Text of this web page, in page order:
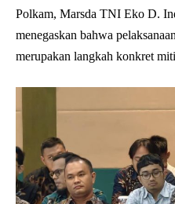
Polkam, Marsda TNI Eko D.
menegaskan bahwa
merupakan langkah konkret